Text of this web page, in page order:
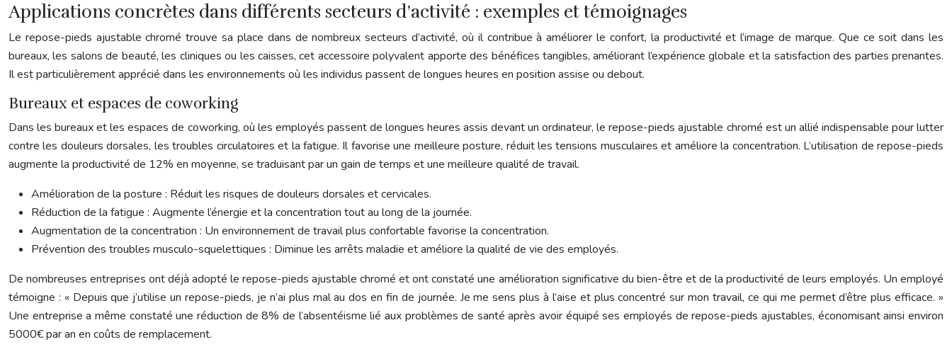
Applications concrètes dans différents secteurs d’activité : exemples et témoignages
Le repose-pieds ajustable chromé trouve sa place dans de nombreux secteurs d’activité, où il contribue à améliorer le confort, la productivité et l’image de marque. Que ce soit dans les
bureaux, les salons de beauté, les cliniques ou les caisses, cet accessoire polyvalent apporte des bénéfices tangibles, améliorant l’expérience globale et la satisfaction des parties prenantes.
Il est particulièrement apprécié dans les environnements où les individus passent de longues heures en position assise ou debout.
Bureaux et espaces de coworking
Dans les bureaux et les espaces de coworking, où les employés passent de longues heures assis devant un ordinateur, le repose-pieds ajustable chromé est un allié indispensable pour lutter
contre les douleurs dorsales, les troubles circulatoires et la fatigue. Il favorise une meilleure posture, réduit les tensions musculaires et améliore la concentration. L’utilisation de repose-pieds
augmente la productivité de 12% en moyenne, se traduisant par un gain de temps et une meilleure qualité de travail.
Amélioration de la posture : Réduit les risques de douleurs dorsales et cervicales.
Réduction de la fatigue : Augmente l’énergie et la concentration tout au long de la journée.
Augmentation de la concentration : Un environnement de travail plus confortable favorise la concentration.
Prévention des troubles musculo-squelettiques : Diminue les arrêts maladie et améliore la qualité de vie des employés.
De nombreuses entreprises ont déjà adopté le repose-pieds ajustable chromé et ont constaté une amélioration significative du bien-être et de la productivité de leurs employés. Un employé
témoigne : « Depuis que j’utilise un repose-pieds, je n’ai plus mal au dos en fin de journée. Je me sens plus à l’aise et plus concentré sur mon travail, ce qui me permet d’être plus efficace. »
Une entreprise a même constaté une réduction de 8% de l’absentéisme lié aux problèmes de santé après avoir équipé ses employés de repose-pieds ajustables, économisant ainsi environ
5000€ par an en coûts de remplacement.